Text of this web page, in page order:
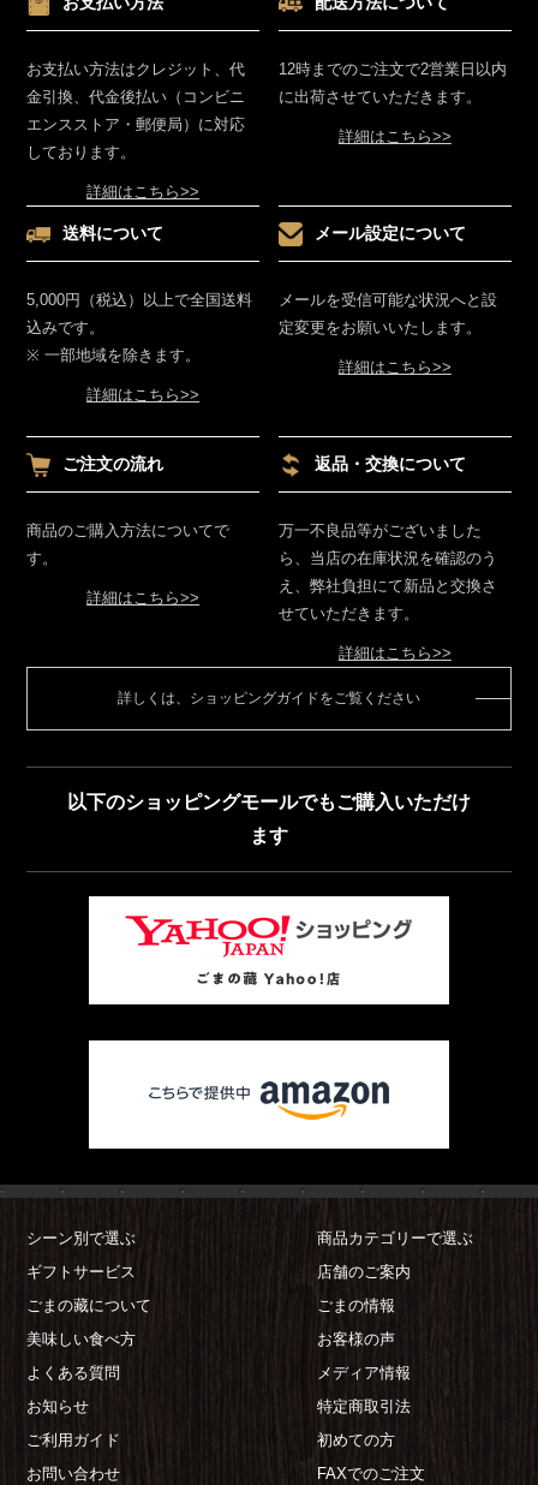
お支払い方法はクレジット、代
金引換、代金後払い（コンビニ
エンスストア・郵便局）に対応
しております。
詳細はこちら>>
12時までのご注文で2営業日以内
に出荷させていただきます。
詳細はこちら>>
送料について
5,000円（税込）以上で全国送料
込みです。
※ 一部地域を除きます。
詳細はこちら>>
メール設定について
メールを受信可能な状況へと設
定変更をお願いいたします。
詳細はこちら>>
ご注文の流れ
商品のご購入方法についてで
す。
詳細はこちら>>
返品・交換について
万一不良品等がございました
ら、当店の在庫状況を確認のう
え、弊社負担にて新品と交換さ
せていただきます。
詳細はこちら>>
詳しくは、ショッピングガイドをご覧ください
以下のショッピングモールでもご購入いただけ
ます
シーン別で選ぶ
商品カテゴリーで選ぶ
ギフトサービス
店舗のご案内
ごまの藏について
ごまの情報
美味しい食べ方
お客様の声
よくある質問
メディア情報
お知らせ
特定商取引法
ご利用ガイド
初めての方
お問い合わせ
FAXでのご注文